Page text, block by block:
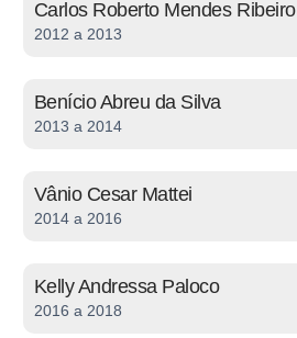
Carlos Roberto Mendes Ribeiro
2012 a 2013
Benício Abreu da Silva
2013 a 2014
Vânio Cesar Mattei
2014 a 2016
Kelly Andressa Paloco
2016 a 2018